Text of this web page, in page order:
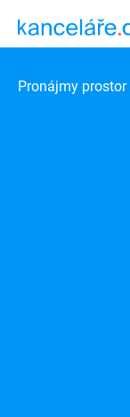
Pronájmy prostor